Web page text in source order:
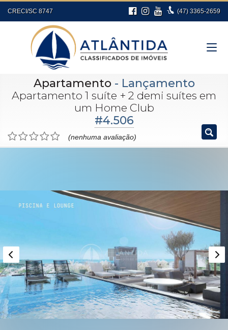
CRECI/SC 8747 (47) 3365-2659
Apartamento - Lançamento
Apartamento 1 suíte + 2 demi suítes em
um Home Club
#4.506
(nenhuma avaliação)